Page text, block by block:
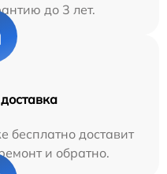
до 3 лет.
бесплатно доставит
и обратно.